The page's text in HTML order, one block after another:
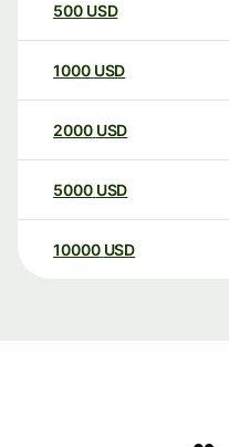
500 USD
1000 USD
2000 USD
5000 USD
10000 USD